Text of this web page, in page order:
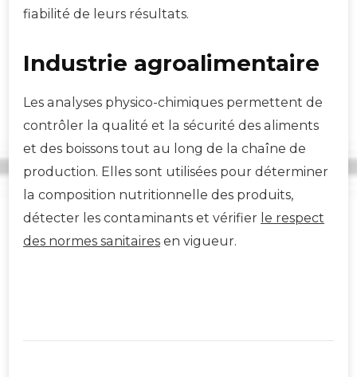
fiabilité de leurs résultats.
Industrie agroalimentaire
Les analyses physico-chimiques permettent de
contrôler la qualité et la sécurité des aliments
et des boissons tout au long de la chaîne de
production. Elles sont utilisées pour déterminer
la composition nutritionnelle des produits,
détecter les contaminants et vérifier le respect
des normes sanitaires en vigueur.